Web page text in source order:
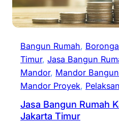
Bangun Rumah,
Timur, Jasa Bangun
Mandor, Mandor
Mandor Proyek,
Jasa Bangun Rumah
Jakarta Timur